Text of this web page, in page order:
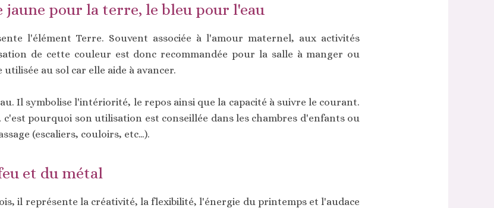
jaune pour la terre, le bleu pour l'eau
l'élément Terre. Souvent associée à l'amour maternel, aux activités
de cette couleur est donc recommandée pour la salle à manger ou
au sol car elle aide à avancer.
Il symbolise l'intériorité, le repos ainsi que la capacité à suivre le courant.
pourquoi son utilisation est conseillée dans les chambres d'enfants ou
(escaliers, couloirs, etc…).
et du métal
il représente la créativité, la flexibilité, l'énergie du printemps et l'audace